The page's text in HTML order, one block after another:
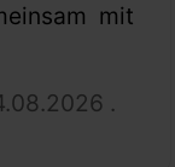
mit
.